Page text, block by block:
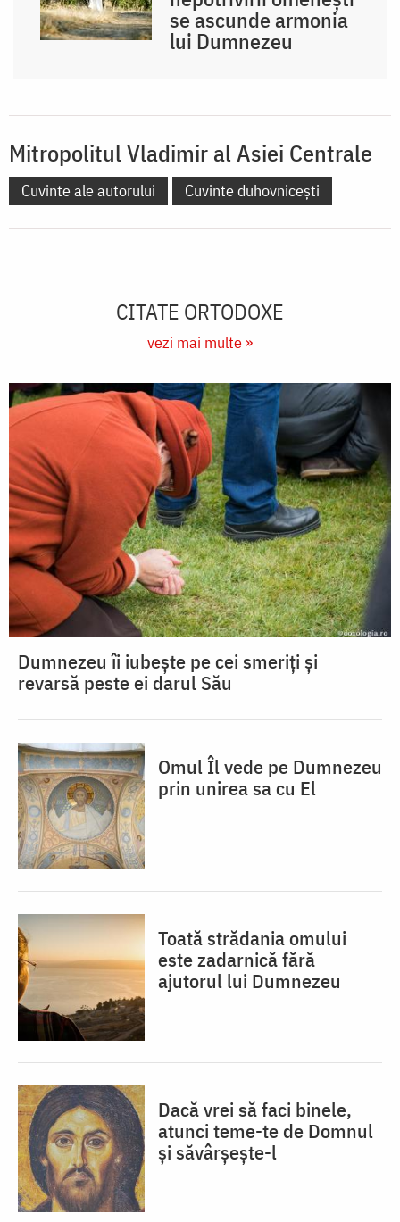
se ascunde armonia
lui Dumnezeu
Mitropolitul Vladimir al Asiei Centrale
Cuvinte ale autorului Cuvinte duhovnicești
CITATE ORTODOXE
vezi mai multe »
Dumnezeu îi iubește pe cei smeriți și
revarsă peste ei darul Său
Omul Îl vede pe Dumnezeu
prin unirea sa cu El
Toată strădania omului
este zadarnică fără
ajutorul lui Dumnezeu
Dacă vrei să faci binele,
atunci teme-te de Domnul
și săvârșește-l